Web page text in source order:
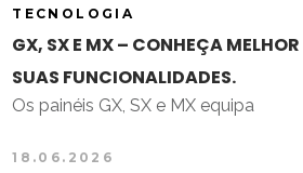
TECNOLOGIA
GX, SX E MX – CONHEÇA
SUAS FUNCIONALIDADES.
Os painéis GX, SX e MX equipa
18.06.2026